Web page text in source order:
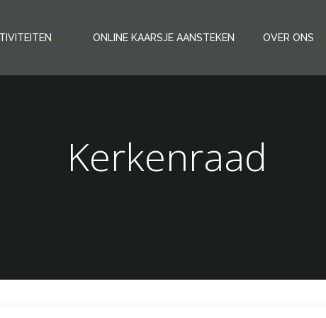
ONLINE KAARSJE AANSTEKEN OVER ONS
Kerkenraad